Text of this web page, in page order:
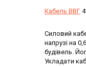
Кабель ВВГ
Силовий
напрузі на
будівель.
Укладати